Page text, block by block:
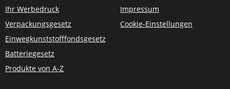
Ihr Werbedruck
Verpackungsgesetz
Einwegkunststofffondsgesetz
Batteriegesetz
Produkte von A-Z
Impressum
Cookie-Einstellungen